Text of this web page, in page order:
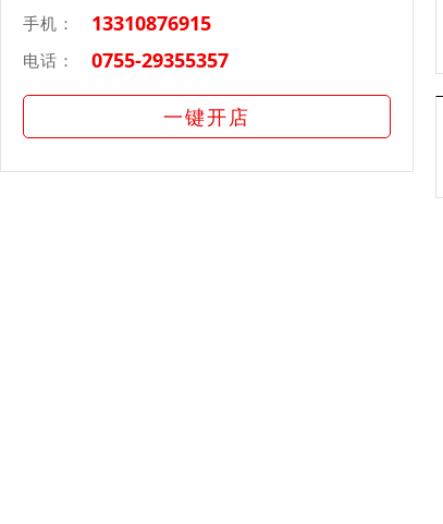
手机： 13310876915
电话： 0755-29355357
一键开店